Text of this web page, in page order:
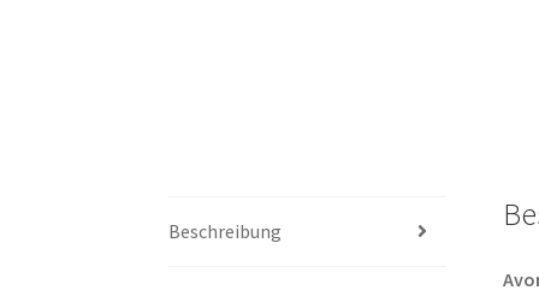
Beschreibung